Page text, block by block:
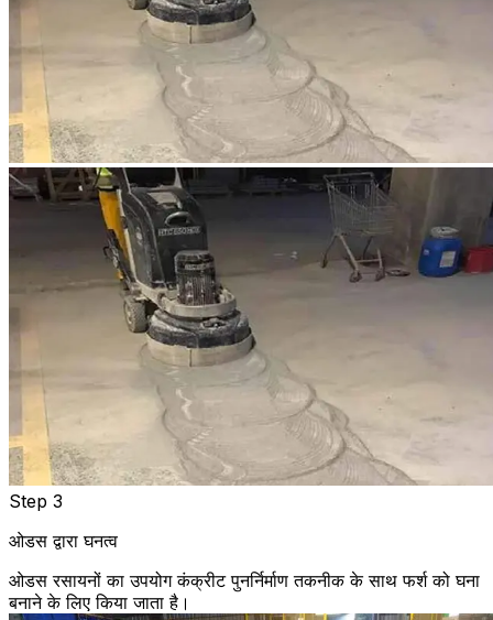
Step 3
ओडस द्वारा घनत्व
ओडस रसायनों का उपयोग कंक्रीट पुनर्निर्माण तकनीक के साथ फर्श को घना
बनाने के लिए किया जाता है।